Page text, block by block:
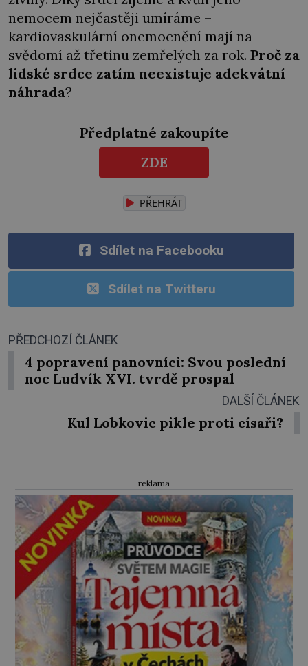
nemocem nejčastěji umíráme –
kardiovaskulární onemocnění mají na
svědomí až třetinu zemřelých za rok. Proč za
lidské srdce zatím neexistuje adekvátní
náhrada?
Předplatné zakoupíte
ZDE
PŘEHRÁT
Sdílet na Facebooku
Sdílet na Twitteru
PŘEDCHOZÍ ČLÁNEK
4 popravení panovníci: Svou poslední
noc Ludvík XVI. tvrdě prospal
DALŠÍ ČLÁNEK
Kul Lobkovic pikle proti císaři?
reklama